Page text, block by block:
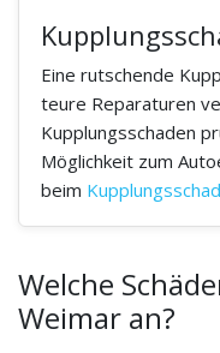
Eine rutschende
teure Reparaturen
Kupplungsschaden
Möglichkeit zum
beim
Welche
Weimar an?